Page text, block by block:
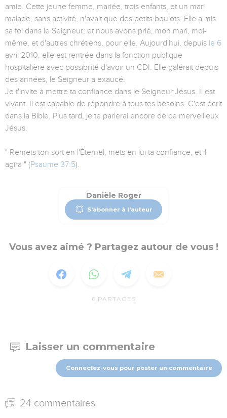
amie. Cette jeune femme, mariée, trois enfants, et un mari
malade, sans activité, n'avait que des petits boulots. Elle a mis
sa foi dans le Seigneur, et nous avons prié, mon mari, moi-
même, et d'autres chrétiens, pour elle. Aujourd'hui, depuis le 6
avril 2010, elle est rentrée dans la fonction publique
hospitalière avec possibilité d'avoir un CDI. Elle galérait depuis
des années, le Seigneur a exaucé.
Je t'invite à mettre ta confiance dans le Seigneur Jésus. Il est
vivant. Il est capable de répondre à tous tes besoins. C'est écrit
dans la Bible. Plus tard, je te parlerai encore de ce merveilleux
Jésus.
" Remets ton sort en l'Éternel, mets en lui ta confiance, et il
agira " (Psaume 37:5).
Danièle Roger
S'abonner à l'auteur
Vous avez aimé ? Partagez autour de vous !
6 PARTAGES
Laisser un commentaire
Connectez-vous pour poster un commentaire
24 commentaires